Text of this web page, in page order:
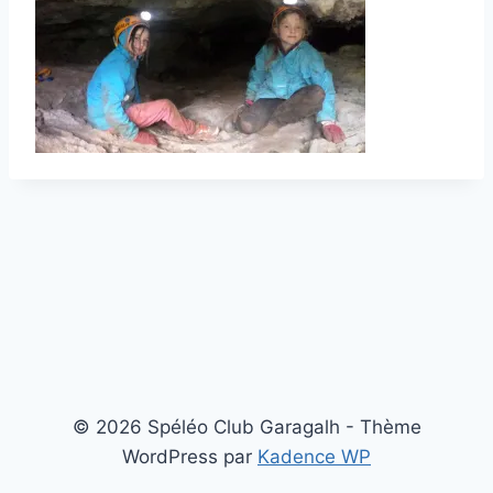
© 2026 Spéléo Club Garagalh - Thème
WordPress par Kadence WP